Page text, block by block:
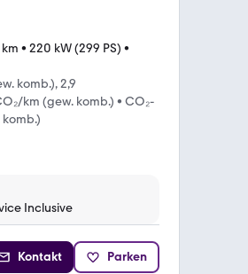
• 220 kW (299 PS) •
komb.), 2,9
km (gew. komb.) • CO₂-
komb.)
Inclusive
Kontakt Parken